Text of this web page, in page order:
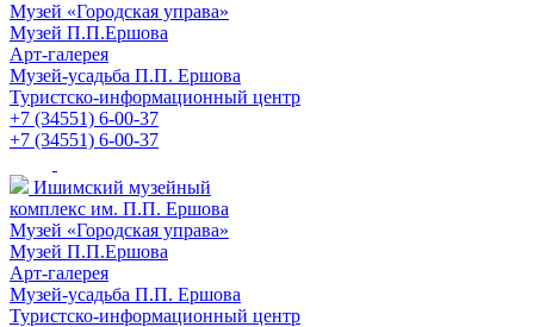
Музей «Городская управа»
Музей П.П.Ершова
Арт-галерея
Музей-усадьба П.П. Ершова
Туристско-информационный центр
+7 (34551) 6-00-37
+7 (34551) 6-00-37
Ишимский музейный
комплекс им. П.П. Ершова
Музей «Городская управа»
Музей П.П.Ершова
Арт-галерея
Музей-усадьба П.П. Ершова
Туристско-информационный центр